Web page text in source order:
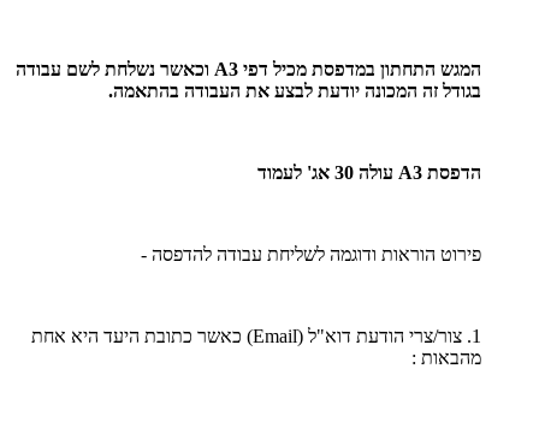
המגש התחתון במדפסת מכיל דפי A3 וכאשר נשלחת לשם עבודה
בגודל זה המכונה יודעת לבצע את העבודה בהתאמה.
הדפסת A3 עולה 30 אג' לעמוד
פירוט הוראות ודוגמה לשליחת עבודה להדפסה -
1. צור/צרי הודעת דוא"ל (Emailׂ) כאשר כתובת היעד היא אחת
מהבאות :